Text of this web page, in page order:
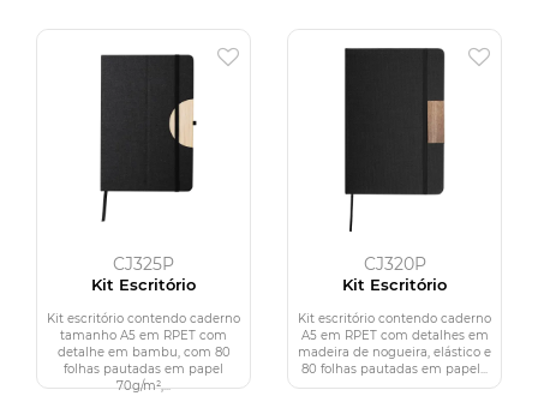
CJ325P
Kit Escritório
Kit escritório contendo caderno
tamanho A5 em RPET com
detalhe em bambu, com 80
folhas pautadas em papel
70g/m²,...
CJ320P
Kit Escritório
Kit escritório contendo caderno
A5 em RPET com detalhes em
madeira de nogueira, elástico e
80 folhas pautadas em papel...